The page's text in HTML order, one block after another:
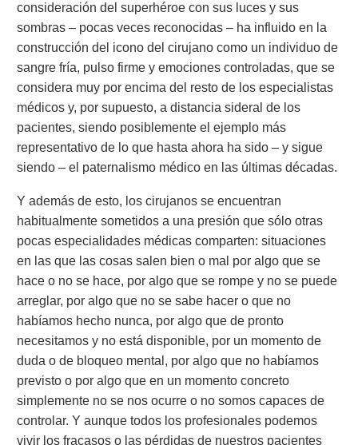
consideración del superhéroe con sus luces y sus
sombras – pocas veces reconocidas – ha influido en la
construcción del icono del cirujano como un individuo de
sangre fría, pulso firme y emociones controladas, que se
considera muy por encima del resto de los especialistas
médicos y, por supuesto, a distancia sideral de los
pacientes, siendo posiblemente el ejemplo más
representativo de lo que hasta ahora ha sido – y sigue
siendo – el paternalismo médico en las últimas décadas.
Y además de esto, los cirujanos se encuentran
habitualmente sometidos a una presión que sólo otras
pocas especialidades médicas comparten: situaciones
en las que las cosas salen bien o mal por algo que se
hace o no se hace, por algo que se rompe y no se puede
arreglar, por algo que no se sabe hacer o que no
habíamos hecho nunca, por algo que de pronto
necesitamos y no está disponible, por un momento de
duda o de bloqueo mental, por algo que no habíamos
previsto o por algo que en un momento concreto
simplemente no se nos ocurre o no somos capaces de
controlar. Y aunque todos los profesionales podemos
vivir los fracasos o las pérdidas de nuestros pacientes